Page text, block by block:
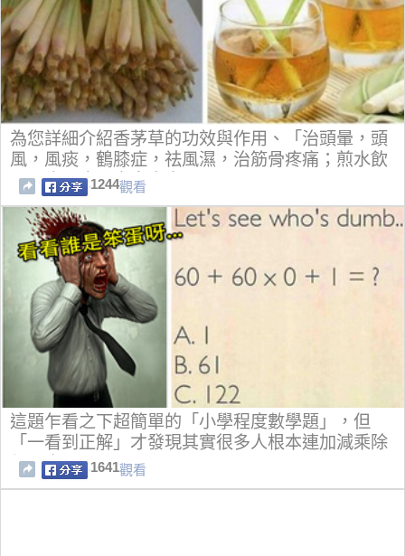
為您詳細介紹香茅草的功效與作用、「治頭暈，頭
風，風痰，鶴膝症，祛風濕，治筋骨疼痛；煎水飲
可以止心痛及半身麻木。」
1244觀看
這題乍看之下超簡單的「小學程度數學題」，但
「一看到正解」才發現其實很多人根本連加減乘除
都不會！
1641觀看